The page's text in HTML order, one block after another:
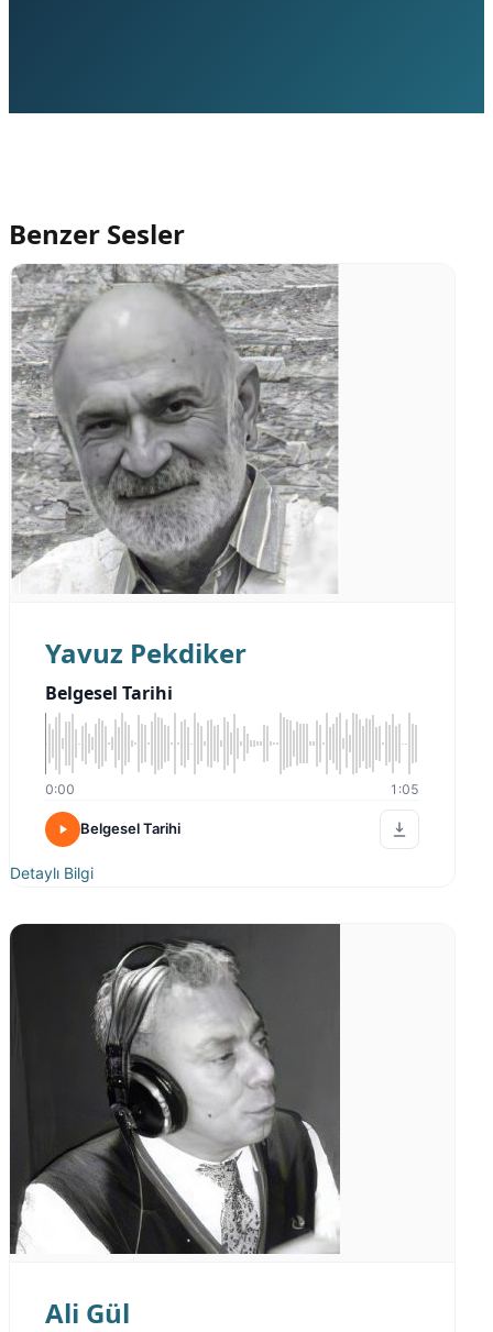
Benzer Sesler
Yavuz Pekdiker
Belgesel Tarihi
0:00 1:05
Belgesel Tarihi
Detaylı Bilgi
Ali Gül